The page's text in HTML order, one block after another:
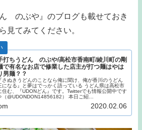
のぶや』のブログも載せておき
見てみてください。
打ちうどん のぶや/高松市香南町/綾川町の剛
で有名なお店で修業した店主が打つ麺はやは
男麺？？
『さぬきうどんのことなら俺に聞け、俺が香川のうどん
になる』と夢はでっかく語っている うどん県は高松市
住む、『UDONどん』です。Twitterでも情報公開中です
@UDONDON14856182） 本日ご紹…
2020.02.06